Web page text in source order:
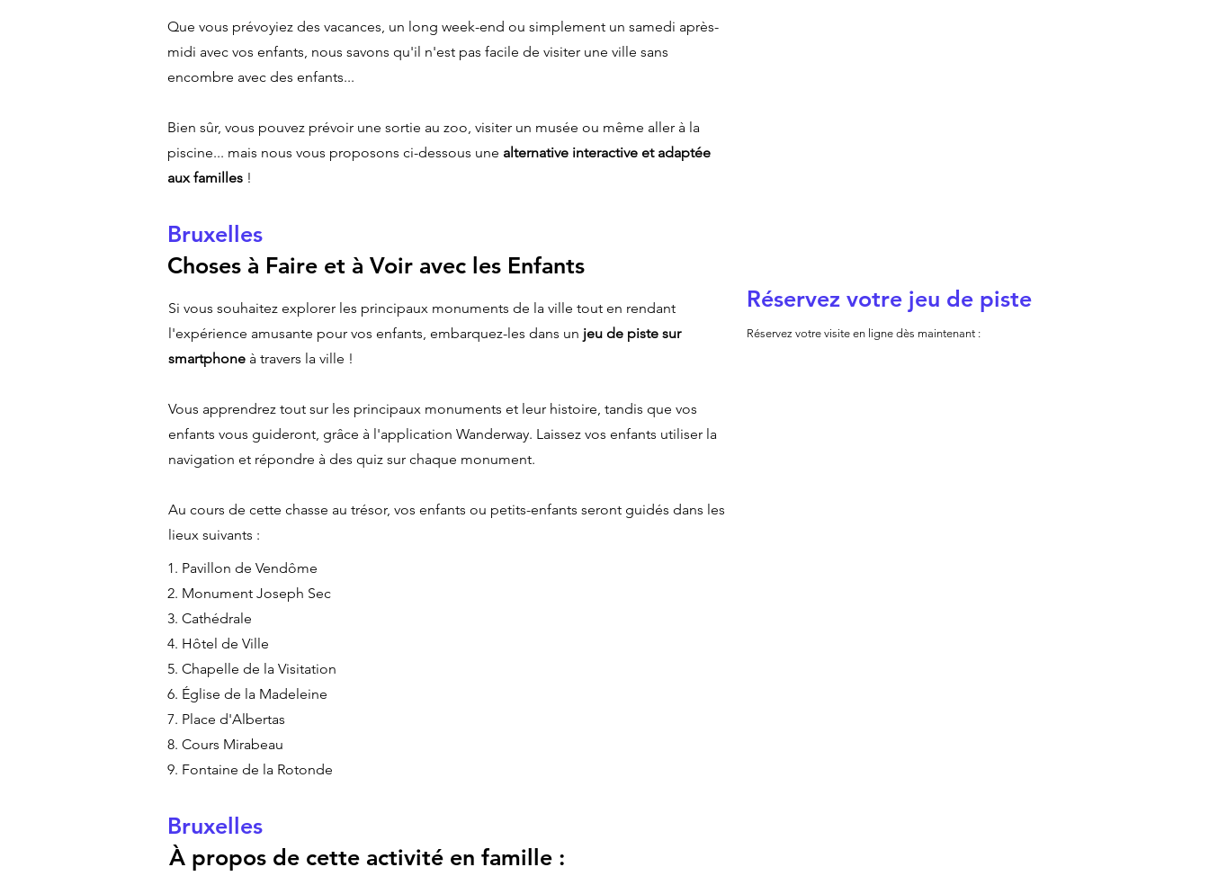
Que vous prévoyiez des vacances, un long week-end ou simplement un samedi après-
midi avec vos enfants, nous savons qu'il n'est pas facile de visiter une ville sans
encombre avec des enfants...
Bien sûr, vous pouvez prévoir une sortie au zoo, visiter un musée ou même aller à la
piscine... mais nous vous proposons ci-dessous une alternative interactive et adaptée
aux familles !
Bruxelles
Choses à Faire et à Voir avec les Enfants
Si vous souhaitez explorer les principaux monuments de la ville tout en rendant
l'expérience amusante pour vos enfants, embarquez-les dans un jeu de piste sur
smartphone à travers la ville !
Vous apprendrez tout sur les principaux monuments et leur histoire, tandis que vos
enfants vous guideront, grâce à l'application Wanderway. Laissez vos enfants utiliser la
navigation et répondre à des quiz sur chaque monument.
Au cours de cette chasse au trésor, vos enfants ou petits-enfants seront guidés dans les
lieux suivants :
1. Pavillon de Vendôme
2. Monument Joseph Sec
3. Cathédrale
4. Hôtel de Ville
5. Chapelle de la Visitation
6. Église de la Madeleine
7. Place d'Albertas
8. Cours Mirabeau
9. Fontaine de la Rotonde
Bruxelles
À propos de cette activité en famille :
Réservez votre jeu de piste
Réservez votre visite en ligne dès maintenant :